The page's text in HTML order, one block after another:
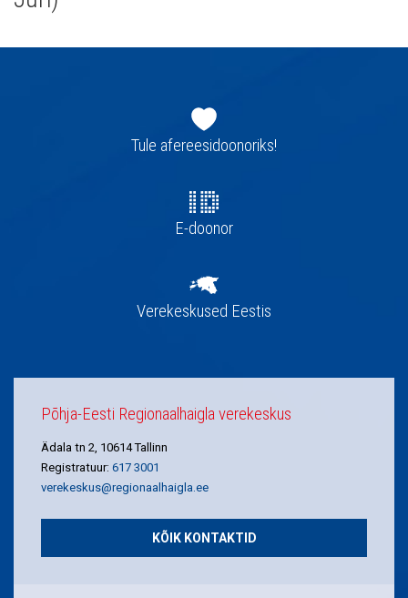
navigatsioonTule afereesidoonoriks!
E-doonor
Verekeskused Eestis
Põhja-Eesti Regionaalhaigla verekeskus
Ädala tn 2, 10614 Tallinn
Registratuur: 617 3001
verekeskus@regionaalhaigla.ee
KÕIK KONTAKTID